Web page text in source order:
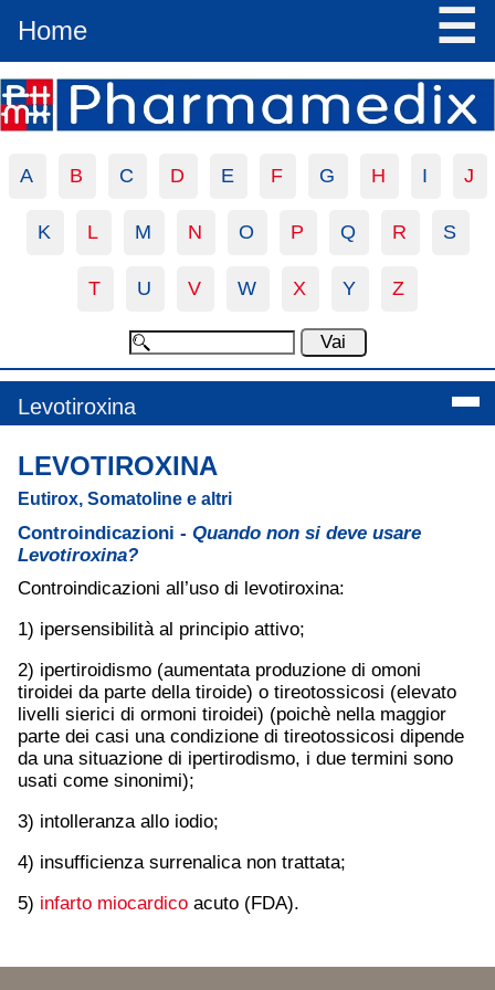
Home ☰
A B C D E F G H I J
K L M N O P Q R S
T U V W X Y Z
Levotiroxina
LEVOTIROXINA
Eutirox, Somatoline e altri
Controindicazioni - Quando non si deve usare
Levotiroxina?
Controindicazioni all’uso di levotiroxina:
1) ipersensibilità al principio attivo;
2) ipertiroidismo (aumentata produzione di omoni
tiroidei da parte della tiroide) o tireotossicosi (elevato
livelli sierici di ormoni tiroidei) (poichè nella maggior
parte dei casi una condizione di tireotossicosi dipende
da una situazione di ipertirodismo, i due termini sono
usati come sinonimi);
3) intolleranza allo iodio;
4) insufficienza surrenalica non trattata;
5) infarto miocardico acuto (FDA).